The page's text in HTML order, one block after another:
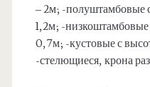
– 2м; -полуштамбовые
1,2м; -
0,7м; -кустовые с
-стелющиеся, крона